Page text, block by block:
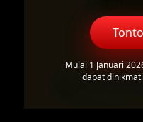
Mulai 1 Januari
dapat